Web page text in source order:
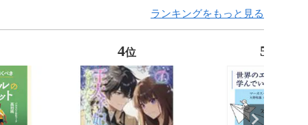
ランキングをもっと見る
4位 5